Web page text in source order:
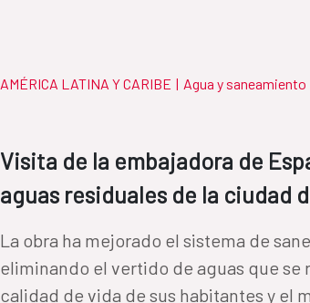
AMÉRICA LATINA Y CARIBE | Agua y saneamiento
Visita de la embajadora de
aguas residuales de la ciudad
La obra ha mejorado el sistema de
eliminando el vertido de aguas que se